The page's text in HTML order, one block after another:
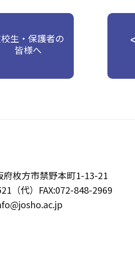
生・保護者の
皆様へ
府枚方市禁野本町1-13-21
（代）FAX:072-848-2969